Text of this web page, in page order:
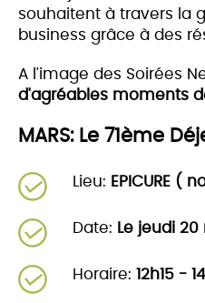
souhaitent à travers la
business grâce à des
A l'image des Soirées
d'agréables moments
MARS: Le 71ème
Lieu: EPICURE (
Date: Le jeudi 20
Horaire: 12h15 -